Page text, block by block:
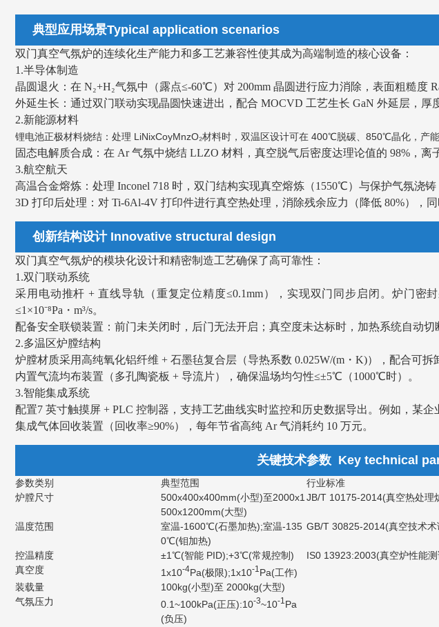
典型应用场景Typical application scenarios
双门真空气氛炉的连续化生产能力和多工艺兼容性使其成为高端制造的核心设备：
1.半导体制造
晶圆退火：在 N₂+H₂气氛中（露点≤-60℃）对 200mm 晶圆进行应力消除，表面粗糙度
外延生长：通过双门联动实现晶圆快速进出，配合 MOCVD 工艺生长 GaN 外延层，厚
2.新能源材料
锂电池正极材料烧结：处理 LiNixCoyMnzO₂材料时，双温区设计可在 400℃脱碳、850℃晶化，产
固态电解质合成：在 Ar 气氛中烧结 LLZO 材料，真空脱气后密度达理论值的 98%，离子
3.航空航天
高温合金熔炼：处理 Inconel 718 时，双门结构实现真空熔炼（1550℃）与保护气氛浇
3D 打印后处理：对 Ti-6Al-4V 打印件进行真空热处理，消除残余应力（降低 80%），同
创新结构设计 Innovative structural design
双门真空气氛炉的模块化设计和精密制造工艺确保了高可靠性：
1.双门联动系统
采用电动推杆 + 直线导轨（重复定位精度≤0.1mm），实现双门同步启闭。炉门密
≤1×10⁻⁸Pa・m³/s。
配备安全联锁装置：前门未关闭时，后门无法开启；真空度未达标时，加热系统自动切
2.多温区炉膛结构
炉膛材质采用高纯氧化铝纤维 + 石墨毡复合层（导热系数 0.025W/(m・K)），配合可拆
内置气流均布装置（多孔陶瓷板 + 导流片），确保温场均匀性≤±5℃（1000℃时）。
3.智能集成系统
配置7 英寸触摸屏 + PLC 控制器，支持工艺曲线实时监控和历史数据导出。例如，某企
集成气体回收装置（回收率≥90%），每年节省高纯 Ar 气消耗约 10 万元。
关键技术参数 Key technical
参数类别 典型范围
行业标准
炉膛尺寸
500x400x400mm(小型)至2000x1
500x1200mm(大型)
JB/T 10175-2014(真空热处理
温度范围
室温-1600℃(石墨加热);室温-135
0℃(钼加热)
GB/T 30825-2014(真空技术术
控温精度 ±1℃(智能 PID);+3℃(常规控制)
IS0 13923:2003(真空炉性能测
真空度
1x10-4Pa(极限);1x10-1 Pa(工作)
装载量
100kg(小型)至 2000kg(大型)
气氛压力
0.1~100kPa(正压):10-3~10-1 Pa
(负压)